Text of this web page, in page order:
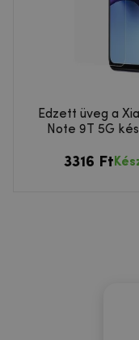
Edzett üveg a
Note 9T 5G
3316 Ft